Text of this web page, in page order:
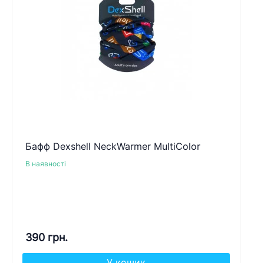
Бафф Dexshell NeckWarmer MultiColor
В наявності
390 грн.